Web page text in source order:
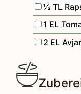
▢
½ TL
▢
1 EL
▢
2 EL Avjar